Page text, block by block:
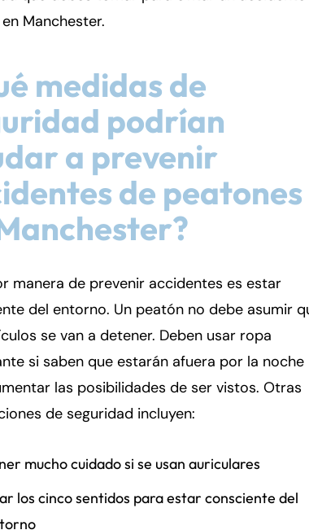
Manchester.
medidas de
podrían
a prevenir
de peatones
manera de prevenir accidentes es estar
del entorno. Un peatón no debe asumir
se van a detener. Deben usar ropa
si saben que estarán afuera por la noche
las posibilidades de ser vistos. Otras
de seguridad incluyen:
mucho cuidado si se usan auriculares
los cinco sentidos para estar consciente del
- Hours
8:30 AM –
8:30 AM –
8:30 AM –
8:30 AM –
8:30 AM –
- Hours
8:30 AM –
8:30 AM –
8:30 AM –
8:30 AM –
8:30 AM –